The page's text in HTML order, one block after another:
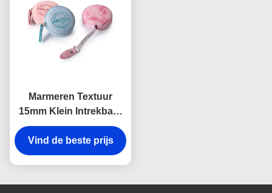
Marmeren Textuur
15mm Klein Intrekbaar
Embleem van
Debossing van het
Meetlintlichaam
Vind de beste prijs